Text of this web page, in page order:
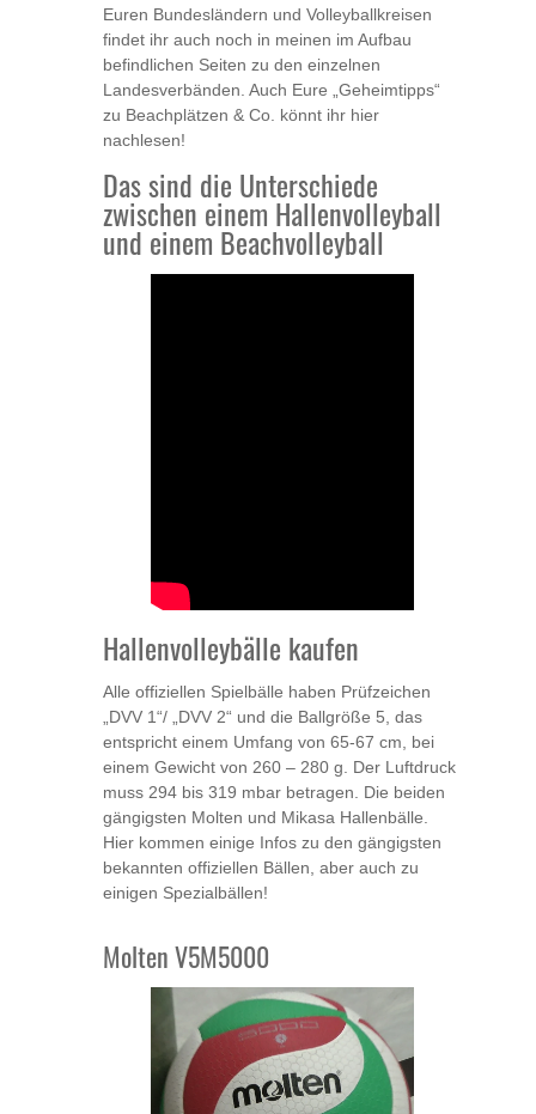
Euren Bundesländern und Volleyballkreisen
findet ihr auch noch in meinen im Aufbau
befindlichen Seiten zu den einzelnen
Landesverbänden. Auch Eure „Geheimtipps“
zu Beachplätzen & Co. könnt ihr hier
nachlesen!
Das sind die Unterschiede
zwischen einem Hallenvolleyball
und einem Beachvolleyball
Hallenvolleybälle kaufen
Alle offiziellen Spielbälle haben Prüfzeichen
„DVV 1“/ „DVV 2“ und die Ballgröße 5, das
entspricht einem Umfang von 65-67 cm, bei
einem Gewicht von 260 – 280 g. Der Luftdruck
muss 294 bis 319 mbar betragen. Die beiden
gängigsten Molten und Mikasa Hallenbälle.
Hier kommen einige Infos zu den gängigsten
bekannten offiziellen Bällen, aber auch zu
einigen Spezialbällen!
Molten V5M5000